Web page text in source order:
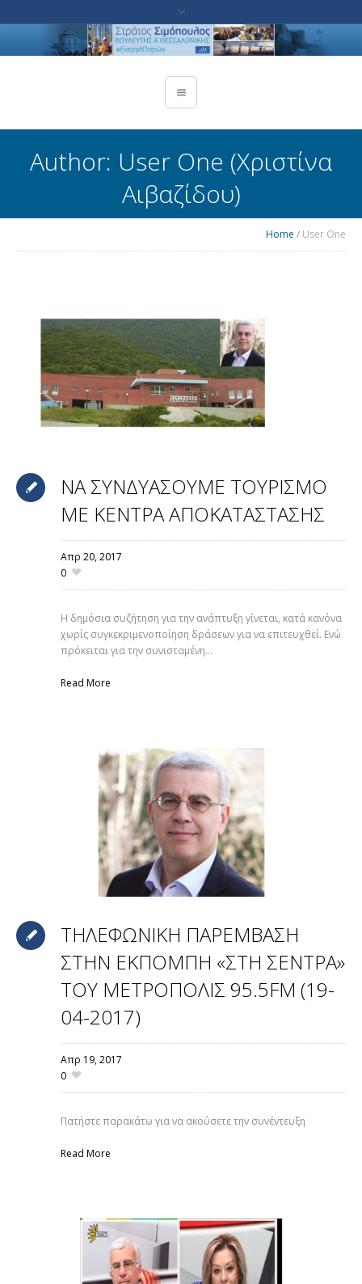
Author: User One (Χριστίνα
Αιβαζίδου)
Home / User One
ΝΑ ΣΥΝΔΥΑΣΟΥΜΕ ΤΟΥΡΙΣΜΟ
ΜΕ ΚΕΝΤΡΑ ΑΠΟΚΑΤΑΣΤΑΣΗΣ
Απρ 20,2017
0
Η δημόσια συζήτηση για την ανάπτυξη γίνεται, κατά κανόνα
χωρίς συγκεκριμενοποίηση δράσεων για να επιτευχθεί. Ενώ
πρόκειται για την συνισταμένη...
Read More
ΤΗΛΕΦΩΝΙΚΗ ΠΑΡΕΜΒΑΣΗ
ΣΤΗΝ ΕΚΠΟΜΠΗ «ΣΤΗ ΣΕΝΤΡΑ»
ΤΟΥ ΜΕΤΡΟΠΟΛΙΣ 95.5FM (19-
04-2017)
Απρ 19,2017
0
Πατήστε παρακάτω για να ακούσετε την συνέντευξη
Read More